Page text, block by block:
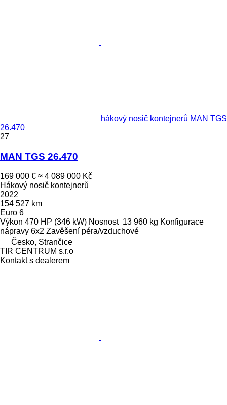
hákový nosič kontejnerů MAN TGS
26.470
27
MAN TGS 26.470
169 000 € ≈ 4 089 000 Kč
Hákový nosič kontejnerů
2022
154 527 km
Euro 6
Výkon 470 HP (346 kW) Nosnost 13 960 kg Konfigurace
nápravy 6x2 Zavěšení péra/vzduchové
Česko, Strančice
TIR CENTRUM s.r.o
Kontakt s dealerem